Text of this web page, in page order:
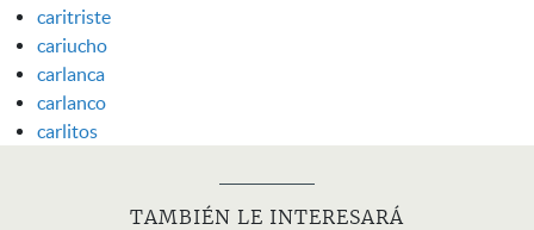
caritriste
cariucho
carlanca
carlanco
carlitos
TAMBIÉN LE INTERESARÁ